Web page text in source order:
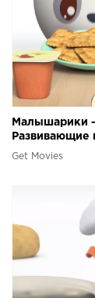
Малышарики -
Развивающие
Get Movies